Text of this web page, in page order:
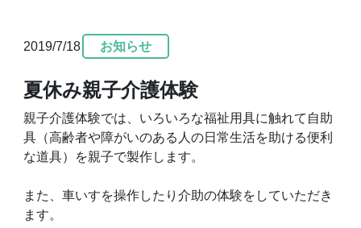
2019/7/18 お知らせ
夏休み親子介護体験
親子介護体験では、いろいろな福祉用具に触れて自助
具（高齢者や障がいのある人の日常生活を助ける便利
な道具）を親子で製作します。
また、車いすを操作したり介助の体験をしていただき
ます。